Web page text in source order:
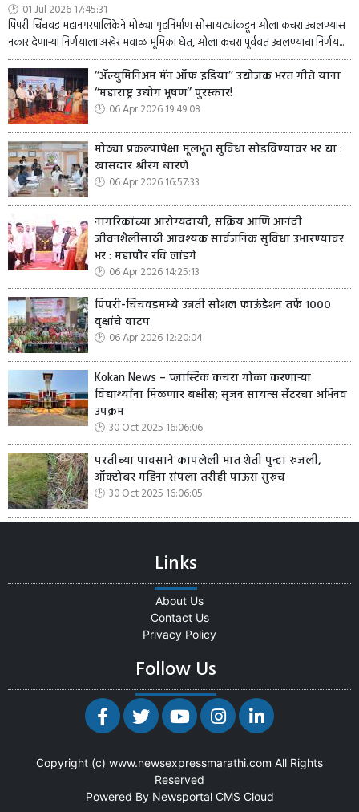
01 Jul 2026 17:45:31
पिंपरी-चिंचवड महानगरपालिकेने मोठ्या गृहनिर्माण सोसायट्यांकडून ओला कचरा उचलण्यास
नकार देणाऱ्या निर्णयाला अखेर मवाळ भूमिका घेत, ओला कचरा पूर्ववत उचलण्याचा निर्णय...
‘‘ॲल्युमिनिअम मॅन ऑफ इंडिया’’ उद्योजक भरत गीते यांना
‘‘महाराष्ट्र उद्योग भूषण’’ पुरस्कार!
06 Apr 2026 19:49:08
मोठ्या प्रकल्पांपेक्षा मूलभूत सुविधा सोडविण्यावर भर द्या :
खासदार श्रीरंग बारणे
06 Apr 2026 16:57:33
नागरिकांच्या आरोग्यदायी, सक्रिय आणि आनंदी
जीवनशैलीसाठी आवश्यक सार्वजनिक सुविधा उभारण्यावर
भर : महापौर रवि लांडगे
06 Apr 2026 14:25:13
पिंपरी-चिंचवडमध्ये उन्नती सोशल फाऊंडेशन तर्फे १०००
वृक्षांचे वाटप
06 Apr 2026 12:20:04
Kokan News – प्लास्टिक कचरा गोळा करणाऱ्या
विद्यार्थ्यांना मिळणार बक्षीस; सृजन सायन्स सेंटरचा अभिनव
उपक्रम
30 Oct 2025 16:06:06
परतीच्या पावसाने कापलेली भात शेती पुन्हा रुजली,
ऑक्टोबर महिना संपला तरीही पाऊस सुरूच
30 Oct 2025 16:06:05
Links
About Us
Contact Us
Privacy Policy
Follow Us
Copyright (c) www.newsexpressmarathi.com All Rights
Reserved
Powered By Newsportal CMS Cloud